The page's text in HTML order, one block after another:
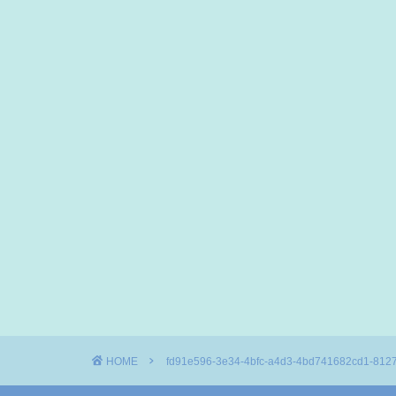
HOME fd91e596-3e34-4bfc-a4d3-4bd741682cd1-